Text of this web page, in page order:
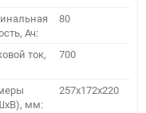
Ач:
80
ток,
700
мм:
257x172x220